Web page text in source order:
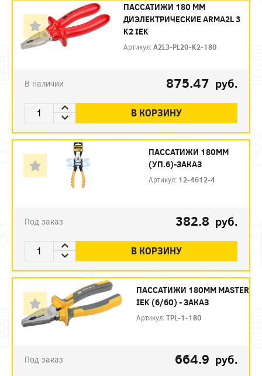
ПАССАТИЖИ 180 ММ
ДИЭЛЕКТРИЧЕСКИЕ ARMA2L 3
K2 IEK
Артикул:A2L3-PL20-K2-180
В наличии 875.47 руб.
В КОРЗИНУ
ПАССАТИЖИ 180ММ
(УП.6)-ЗАКАЗ
Артикул: 12-4612-4
Под заказ 382.8 руб.
В КОРЗИНУ
ПАССАТИЖИ 180ММ MASTER
IEK (6/60) - ЗАКАЗ
Артикул:TPL-1-180
Под заказ 664.9 руб.